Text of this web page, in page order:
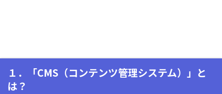
１．「CMS（コンテンツ管理システム）」と
は？